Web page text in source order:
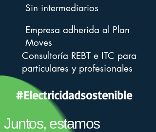
Sin intermediarios
Empresa adherida al Plan
Moves
Consultoría REBT e ITC para
particulares y profesionales
#Electricidadsostenible
Juntos, estamos